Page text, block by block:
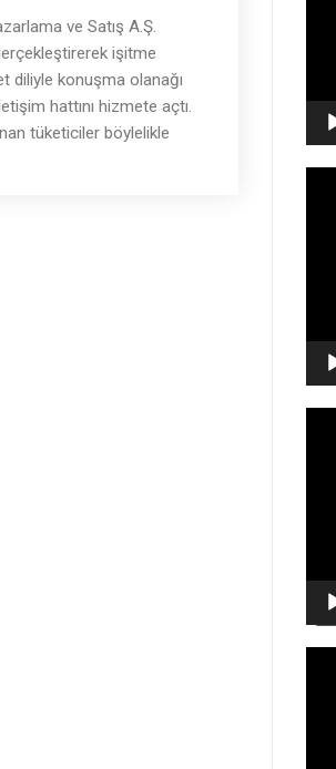
ve Satış A.Ş.
işitme
diliyle konuşma olanağı
hattını hizmete açtı.
tüketiciler böylelikle